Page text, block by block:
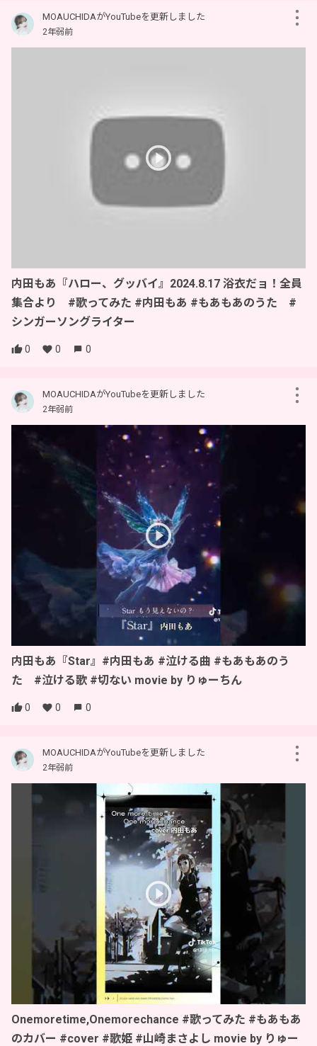
MOAUCHIDAがYouTubeを更新しました
2年弱前
内田もあ『ハロー、グッバイ』2024.8.17 浴衣だョ！全員
集合より #歌ってみた #内田もあ #もあもあのうた #
シンガーソングライター
0 0 0
MOAUCHIDAがYouTubeを更新しました
2年弱前
内田もあ『Star』#内田もあ #泣ける曲 #もあもあのう
た #泣ける歌 #切ない movie by りゅーちん
0 0 0
MOAUCHIDAがYouTubeを更新しました
2年弱前
Onemoretime,Onemorechance #歌ってみた #もあもあ
のカバー #cover #歌姫 #山崎まさよし movie by りゅー